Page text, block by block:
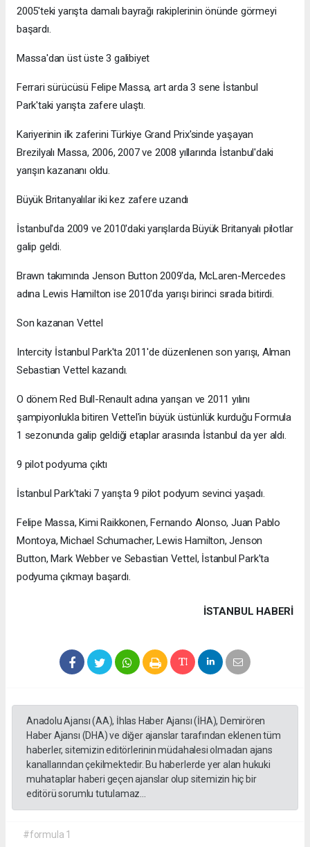
2005'teki yarışta damalı bayrağı rakiplerinin önünde görmeyi
başardı.
Massa'dan üst üste 3 galibiyet
Ferrari sürücüsü Felipe Massa, art arda 3 sene İstanbul
Park'taki yarışta zafere ulaştı.
Kariyerinin ilk zaferini Türkiye Grand Prix'sinde yaşayan
Brezilyalı Massa, 2006, 2007 ve 2008 yıllarında İstanbul'daki
yarışın kazananı oldu.
Büyük Britanyalılar iki kez zafere uzandı
İstanbul'da 2009 ve 2010'daki yarışlarda Büyük Britanyalı pilotlar
galip geldi.
Brawn takımında Jenson Button 2009'da, McLaren-Mercedes
adına Lewis Hamilton ise 2010'da yarışı birinci sırada bitirdi.
Son kazanan Vettel
Intercity İstanbul Park'ta 2011'de düzenlenen son yarışı, Alman
Sebastian Vettel kazandı.
O dönem Red Bull-Renault adına yarışan ve 2011 yılını
şampiyonlukla bitiren Vettel'in büyük üstünlük kurduğu Formula
1 sezonunda galip geldiği etaplar arasında İstanbul da yer aldı.
9 pilot podyuma çıktı
İstanbul Park'taki 7 yarışta 9 pilot podyum sevinci yaşadı.
Felipe Massa, Kimi Raikkonen, Fernando Alonso, Juan Pablo
Montoya, Michael Schumacher, Lewis Hamilton, Jenson
Button, Mark Webber ve Sebastian Vettel, İstanbul Park'ta
podyuma çıkmayı başardı.
İSTANBUL HABERİ
Anadolu Ajansı (AA), İhlas Haber Ajansı (İHA), Demirören
Haber Ajansı (DHA) ve diğer ajanslar tarafından eklenen tüm
haberler, sitemizin editörlerinin müdahalesi olmadan ajans
kanallarından çekilmektedir. Bu haberlerde yer alan hukuki
muhataplar haberi geçen ajanslar olup sitemizin hiç bir
editörü sorumlu tutulamaz...
#formula 1